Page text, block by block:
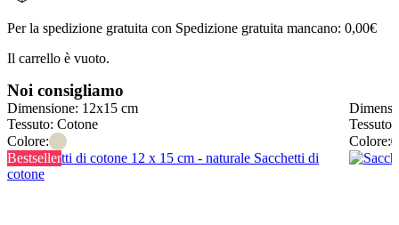
Per la spedizione gratuita con Spedizione gratuita mancano: 0,00€
Il carrello è vuoto.
Noi consigliamo
Dimensione: 12x15 cm
Tessuto: Cotone
Colore:
Bestseller
Colore: